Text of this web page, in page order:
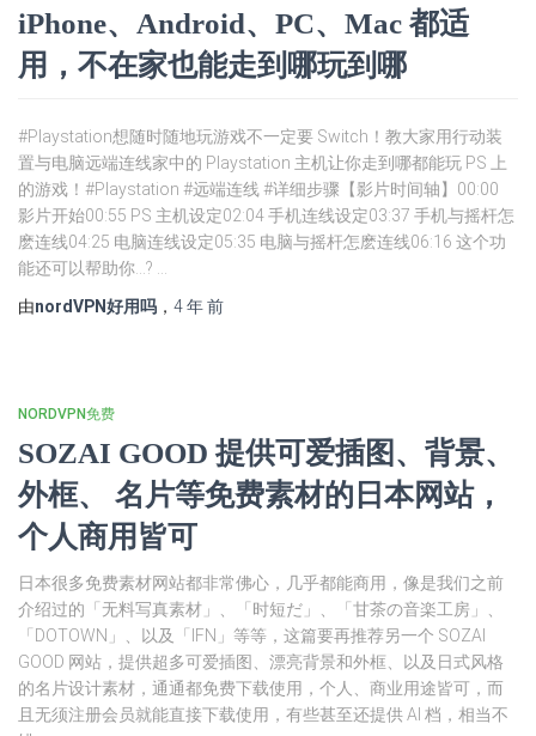
iPhone、Android、PC、Mac 都适
用，不在家也能走到哪玩到哪
#Playstation想随时随地玩游戏不一定要 Switch！教大家用行动装
置与电脑远端连线家中的 Playstation 主机让你走到哪都能玩 PS 上
的游戏！#Playstation #远端连线 #详细步骤【影片时间轴】00:00
影片开始00:55 PS 主机设定02:04 手机连线设定03:37 手机与摇杆怎
麽连线04:25 电脑连线设定05:35 电脑与摇杆怎麽连线06:16 这个功
能还可以帮助你…? …
由nordVPN好用吗 ， 4 年前
NORDVPN免费
SOZAI GOOD 提供可爱插图、背景、
外框、 名片等免费素材的日本网站，
个人商用皆可
日本很多免费素材网站都非常佛心，几乎都能商用，像是我们之前
介绍过的「无料写真素材」、「时短だ」、「甘茶の音楽工房」、
「DOTOWN」、以及「IFN」等等，这篇要再推荐另一个 SOZAI
GOOD 网站，提供超多可爱插图、漂亮背景和外框、以及日式风格
的名片设计素材，通通都免费下载使用，个人、商业用途皆可，而
且无须注册会员就能直接下载使用，有些甚至还提供 AI 档，相当不